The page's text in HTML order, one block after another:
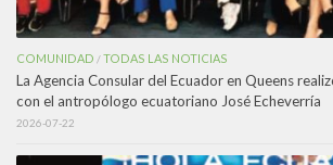
COMUNIDAD /TODAS LAS NOTICIAS
La Agencia Consular del Ecuador en Queens
con el antropólogo ecuatoriano José Echeverría
2026-07-22